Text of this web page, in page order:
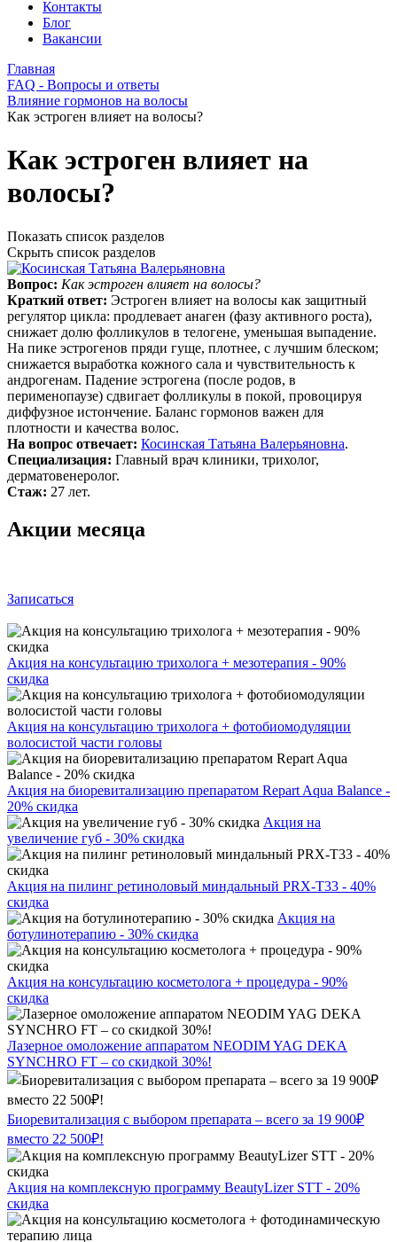
Контакты
Блог
Вакансии
Главная
FAQ - Вопросы и ответы
Влияние гормонов на волосы
Как эстроген влияет на волосы?
Как эстроген влияет на
волосы?
Показать список разделов
Скрыть список разделов
Вопрос: Как эстроген влияет на волосы?
Краткий ответ: Эстроген влияет на волосы как защитный
регулятор цикла: продлевает анаген (фазу активного роста),
снижает долю фолликулов в телогене, уменьшая выпадение.
На пике эстрогенов пряди гуще, плотнее, с лучшим блеском;
снижается выработка кожного сала и чувствительность к
андрогенам. Падение эстрогена (после родов, в
перименопаузе) сдвигает фолликулы в покой, провоцируя
диффузное истончение. Баланс гормонов важен для
плотности и качества волос.
На вопрос отвечает: Косинская Татьяна Валерьяновна.
Специализация: Главный врач клиники, трихолог,
дерматовенеролог.
Стаж: 27 лет.
Акции месяца
Записаться
Акция на консультацию трихолога + мезотерапия - 90%
скидка
Акция на консультацию трихолога + фотобиомодуляции
волосистой части головы
Акция на биоревитализацию препаратом Repart Aqua Balance -
20% скидка
Акция на
увеличение губ - 30% скидка
Акция на пилинг ретиноловый миндальный PRX-T33 - 40%
скидка
Акция на
ботулинотерапию - 30% скидка
Акция на консультацию косметолога + процедура - 90%
скидка
Лазерное омоложение аппаратом NEODIM YAG DEKA
SYNCHRO FT – со скидкой 30%!
Биоревитализация с выбором препарата – всего за 19 900₽
вместо 22 500₽!
Акция на комплексную программу BeautyLizer STT - 20%
скидка